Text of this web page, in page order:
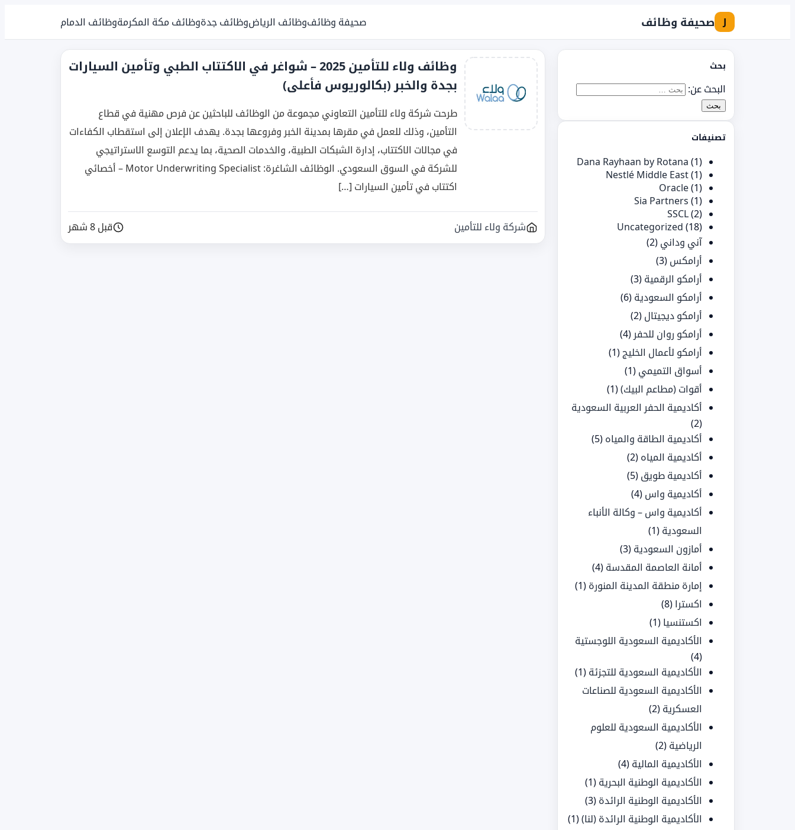
J صحيفة وظائف صحيفة وظائفوظائف الرياضوظائف جدةوظائف مكة المكرمةوظائف الدمام
بحث
البحث عن:
تصنيفات
Dana Rayhaan by Rotana (1)
Nestlé Middle East(1)
Oracle(1)
Sia Partners (1)
SSCL(2)
Uncategorized (18)
آني وداني (2)
أرامكس (3)
أرامكو الرقمية (3)
أرامكو السعودية (6)
أرامكو ديجيتال (2)
أرامكو روان للحفر (4)
أرامكو لأعمال الخليج (1)
أسواق التميمي (1)
أقوات (مطاعم البيك)(1)
أكاديمية الحفر العربية السعودية
(2)
أكاديمية الطاقة والمياه (5)
أكاديمية المياه (2)
أكاديمية طويق (5)
أكاديمية واس (4)
أكاديمية واس – وكالة الأنباء
السعودية (1)
أمازون السعودية (3)
أمانة العاصمة المقدسة (4)
إمارة منطقة المدينة المنورة (1)
اكسترا (8)
اكستنسيا (1)
الأكاديمية السعودية اللوجستية
(4)
الأكاديمية السعودية للتجزئة (1)
الأكاديمية السعودية للصناعات
العسكرية (2)
الأكاديمية السعودية للعلوم
الرياضية (2)
الأكاديمية المالية (4)
الأكاديمية الوطنية البحرية (1)
الأكاديمية الوطنية الرائدة (3)
الأكاديمية الوطنية الرائدة (لنا)(1)
وظائف ولاء للتأمين 2025 – شواغر في الاكتتاب الطبي وتأمين السيارات
بجدة والخبر (بكالوريوس فأعلى)
طرحت شركة ولاء للتأمين التعاوني مجموعة من الوظائف للباحثين عن فرص مهنية في قطاع
التأمين، وذلك للعمل في مقرها بمدينة الخبر وفروعها بجدة. يهدف الإعلان إلى استقطاب الكفاءات
في مجالات الاكتتاب، إدارة الشبكات الطبية، والخدمات الصحية، بما يدعم التوسع الاستراتيجي
للشركة في السوق السعودي. الوظائف الشاغرة: Motor Underwriting Specialist – أخصائي
اكتتاب في تأمين السيارات […]
شركة ولاء للتأمين قبل 8 شهر